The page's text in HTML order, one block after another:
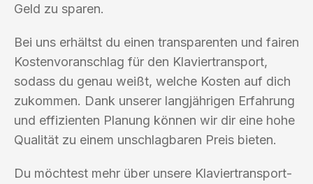
Geld zu sparen.
Bei uns erhältst du einen transparenten und fairen
Kostenvoranschlag für den Klaviertransport,
sodass du genau weißt, welche Kosten auf dich
zukommen. Dank unserer langjährigen Erfahrung
und effizienten Planung können wir dir eine hohe
Qualität zu einem unschlagbaren Preis bieten.
Du möchtest mehr über unsere Klaviertransport-